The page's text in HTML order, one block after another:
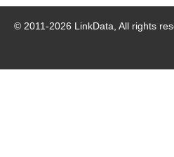
© 2011-2026 LinkData, All rights